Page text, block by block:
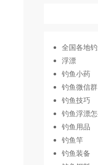
全国各地
浮漂
钓鱼小药
钓鱼微信群
钓鱼技巧
钓鱼浮漂
钓鱼用品
钓鱼竿
钓鱼装备